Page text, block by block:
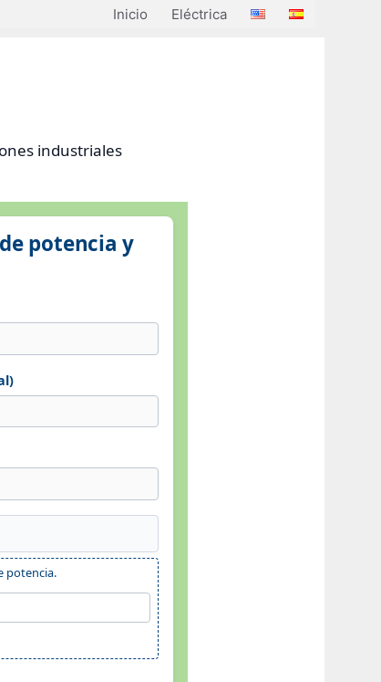
Inicio Eléctrica
industriales
potencia y
potencia.